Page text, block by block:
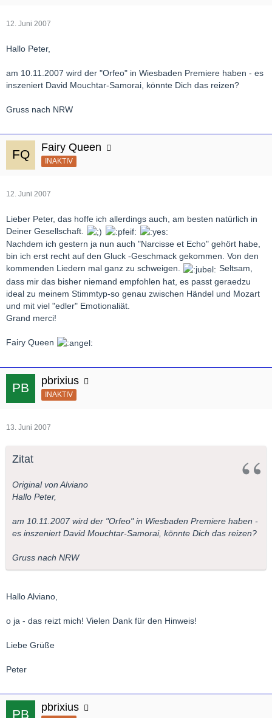
12. Juni 2007
Hallo Peter,
am 10.11.2007 wird der "Orfeo" in Wiesbaden Premiere haben - es
inszeniert David Mouchtar-Samorai, könnte Dich das reizen?
Gruss nach NRW
Fairy Queen
INAKTIV
12. Juni 2007
Lieber Peter, das hoffe ich allerdings auch, am besten natürlich in
Deiner Gesellschaft.
Nachdem ich gestern ja nun auch "Narcisse et Echo" gehört habe,
bin ich erst recht auf den Gluck -Geschmack gekommen. Von den
kommenden Liedern mal ganz zu schweigen.
Seltsam,
dass mir das bisher niemand empfohlen hat, es passt geraedzu
ideal zu meinem Stimmtyp-so genau zwischen Händel und Mozart
und mit viel "edler" Emotionaliät.
Grand merci!
Fairy Queen
pbrixius
INAKTIV
13. Juni 2007
Zitat
Original von Alviano
Hallo Peter,
am 10.11.2007 wird der "Orfeo" in Wiesbaden Premiere haben -
es inszeniert David Mouchtar-Samorai, könnte Dich das reizen?
Gruss nach NRW
Hallo Alviano,
o ja - das reizt mich! Vielen Dank für den Hinweis!
Liebe Grüße
Peter
pbrixius